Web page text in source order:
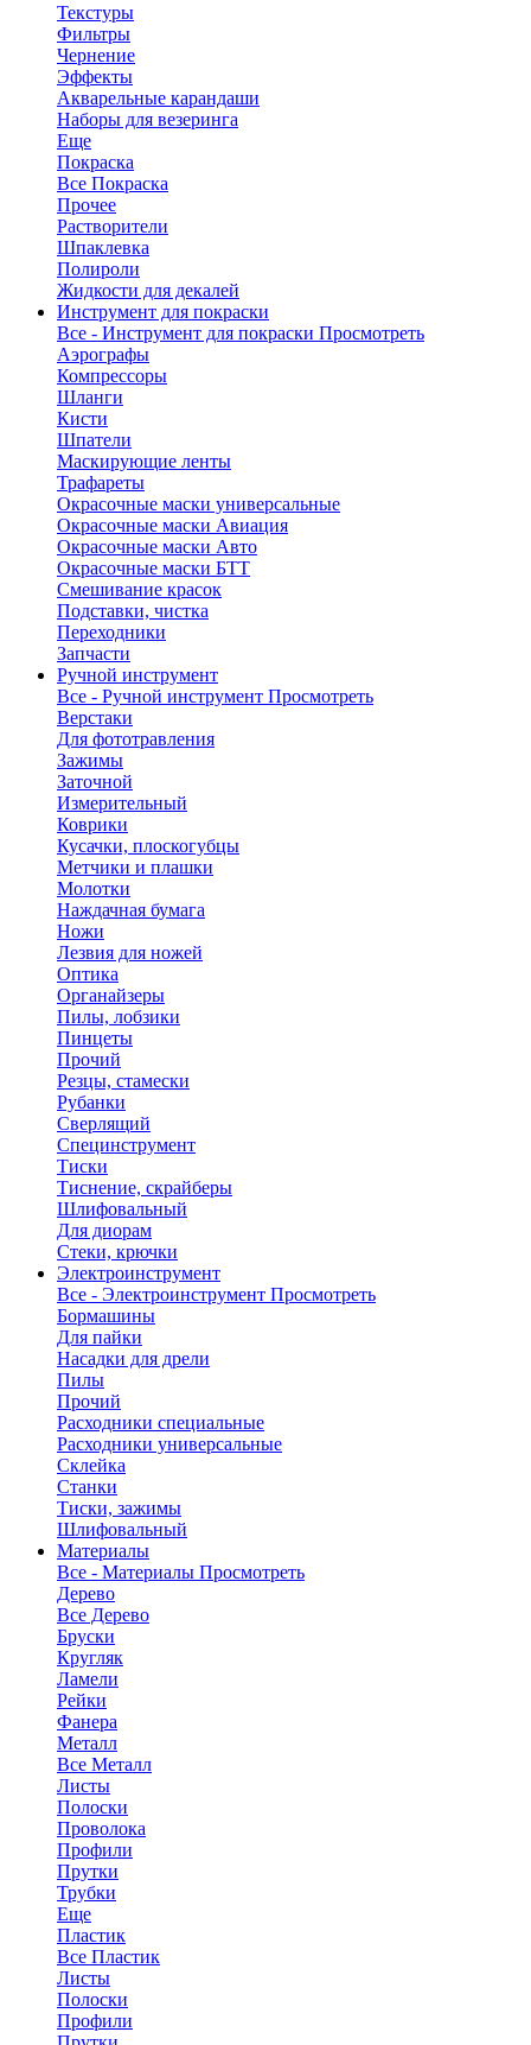
Текстуры
Фильтры
Чернение
Эффекты
Акварельные карандаши
Наборы для везеринга
Еще
Покраска
Все Покраска
Прочее
Растворители
Шпаклевка
Полироли
Жидкости для декалей
Инструмент для покраски
Все - Инструмент для покраски Просмотреть
Аэрографы
Компрессоры
Шланги
Кисти
Шпатели
Маскирующие ленты
Трафареты
Окрасочные маски универсальные
Окрасочные маски Авиация
Окрасочные маски Авто
Окрасочные маски БТТ
Смешивание красок
Подставки, чистка
Переходники
Запчасти
Ручной инструмент
Все - Ручной инструмент Просмотреть
Верстаки
Для фототравления
Зажимы
Заточной
Измерительный
Коврики
Кусачки, плоскогубцы
Метчики и плашки
Молотки
Наждачная бумага
Ножи
Лезвия для ножей
Оптика
Органайзеры
Пилы, лобзики
Пинцеты
Прочий
Резцы, стамески
Рубанки
Сверлящий
Специнструмент
Тиски
Тиснение, скрайберы
Шлифовальный
Для диорам
Стеки, крючки
Электроинструмент
Все - Электроинструмент Просмотреть
Бормашины
Для пайки
Насадки для дрели
Пилы
Прочий
Расходники специальные
Расходники универсальные
Склейка
Станки
Тиски, зажимы
Шлифовальный
Материалы
Все - Материалы Просмотреть
Дерево
Все Дерево
Бруски
Кругляк
Ламели
Рейки
Фанера
Металл
Все Металл
Листы
Полоски
Проволока
Профили
Прутки
Трубки
Еще
Пластик
Все Пластик
Листы
Полоски
Профили